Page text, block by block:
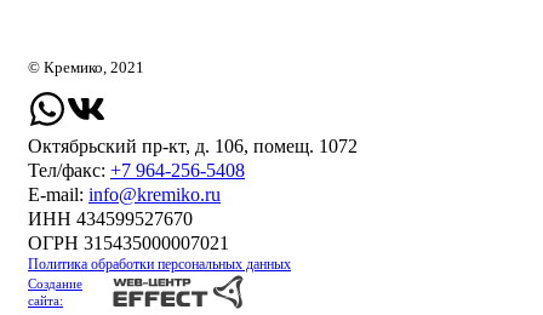
© Кремико, 2021
Октябрьский пр-кт, д. 106, помещ. 1072
Тел/факс: +7 964-256-5408
Е-mail: info@kremiko.ru
ИНН 434599527670
ОГРН 315435000007021
Политика обработки персональных данных
Создание
сайта: